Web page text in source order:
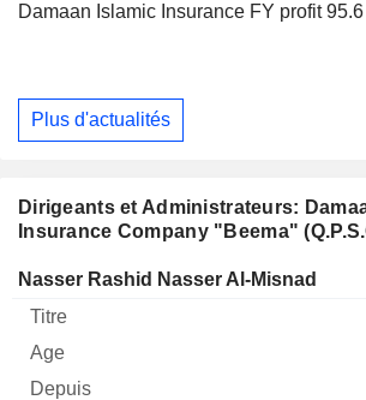
Damaan Islamic Insurance FY profit
Plus d'actualités
Dirigeants et Administrateurs:
Insurance Company "Beema"
Dirigeant Titre Age Depuis
Nasser Rashid Nasser Al-Misnad